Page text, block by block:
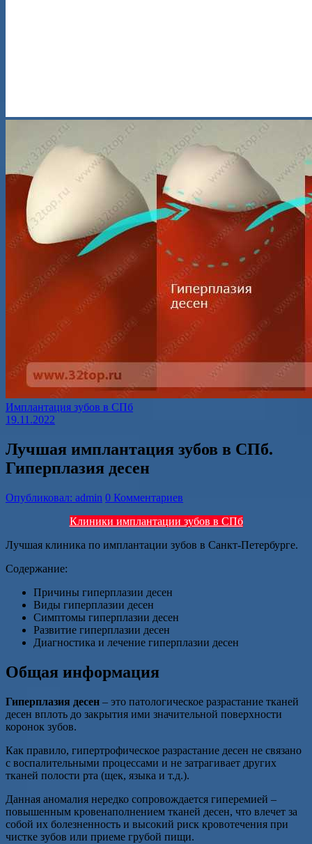
Имплантация зубов в СПб
19.11.2022
Лучшая имплантация зубов в СПб.
Гиперплазия десен
Опубликовал: admin 0 Комментариев
Клиники имплантации зубов в СПб
Лучшая клиника по имплантации зубов в Санкт-Петербурге.
Содержание:
Причины гиперплазии десен
Виды гиперплазии десен
Симптомы гиперплазии десен
Развитие гиперплазии десен
Диагностика и лечение гиперплазии десен
Общая информация
Гиперплазия десен – это патологическое разрастание тканей
десен вплоть до закрытия ими значительной поверхности
коронок зубов.
Как правило, гипертрофическое разрастание десен не связано
с воспалительными процессами и не затрагивает других
тканей полости рта (щек, языка и т.д.).
Данная аномалия нередко сопровождается гиперемией –
повышенным кровенаполнением тканей десен, что влечет за
собой их болезненность и высокий риск кровотечения при
чистке зубов или приеме грубой пищи.